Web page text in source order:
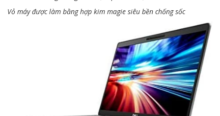
Vỏ máy được làm bằng hợp kim magie siêu bền chống sốc